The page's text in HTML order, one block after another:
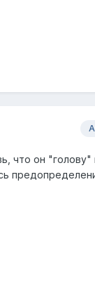
что он "голову"